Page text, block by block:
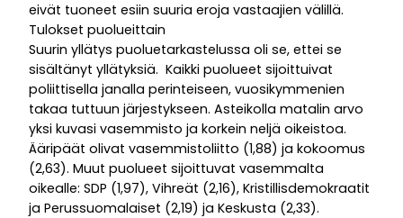
eivät tuoneet esiin suuria eroja vastaajien välillä.
Tulokset puolueittain
Suurin yllätys puoluetarkastelussa oli se, ettei se
sisältänyt yllätyksiä. Kaikki puolueet sijoittuivat
poliittisella janalla perinteiseen, vuosikymmenien
takaa tuttuun järjestykseen. Asteikolla matalin arvo
yksi kuvasi vasemmisto ja korkein neljä oikeistoa.
Ääripäät olivat vasemmistoliitto (1,88) ja kokoomus
(2,63). Muut puolueet sijoittuvat vasemmalta
oikealle: SDP (1,97), Vihreät (2,16), Kristillisdemokraatit
ja Perussuomalaiset (2,19) ja Keskusta (2,33).